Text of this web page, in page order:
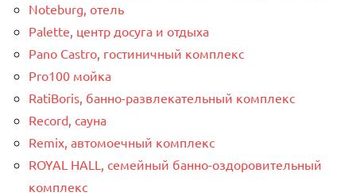
Noteburg, отель
Palette, центр досуга и отдыха
Pano Castro, гостиничный комплекс
Pro100 мойка
RatiBoris, банно-развлекательный комплекс
Record, сауна
Remix, автомоечный комплекс
ROYAL HALL, семейный банно-оздоровительный
комплекс